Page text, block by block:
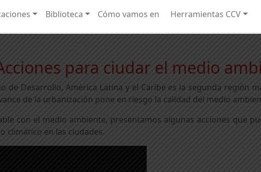
Biblioteca Cómo vamos en Herramientas CCV
para ciudar el medio
de Desarrollo, América Latina y el Caribe es la segunda región
de la urbanización pone en riesgo la calidad del medio
con el medio ambiente, presentamos algunas acciones que
climático en las ciudades.